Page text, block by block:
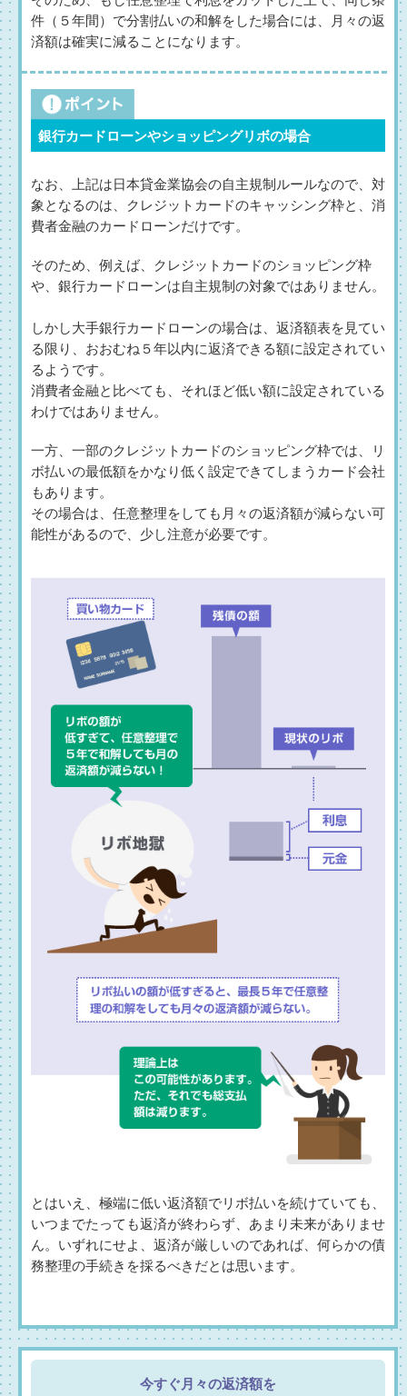
件（５年間）で分割払いの和解をした場合には、月々の返
済額は確実に減ることになります。
銀行カードローンやショッピングリボの場合
なお、上記は日本貸金業協会の自主規制ルールなので、対
象となるのは、クレジットカードのキャッシング枠と、消
費者金融のカードローンだけです。
そのため、例えば、クレジットカードのショッピング枠
や、銀行カードローンは自主規制の対象ではありません。
しかし大手銀行カードローンの場合は、返済額表を見てい
る限り、おおむね５年以内に返済できる額に設定されてい
るようです。
消費者金融と比べても、それほど低い額に設定されている
わけではありません。
一方、一部のクレジットカードのショッピング枠では、リ
ボ払いの最低額をかなり低く設定できてしまうカード会社
もあります。
その場合は、任意整理をしても月々の返済額が減らない可
能性があるので、少し注意が必要です。
とはいえ、極端に低い返済額でリボ払いを続けていても、
いつまでたっても返済が終わらず、あまり未来がありませ
ん。いずれにせよ、返済が厳しいのであれば、何らかの債
務整理の手続きを採るべきだとは思います。
今すぐ月々の返済額を